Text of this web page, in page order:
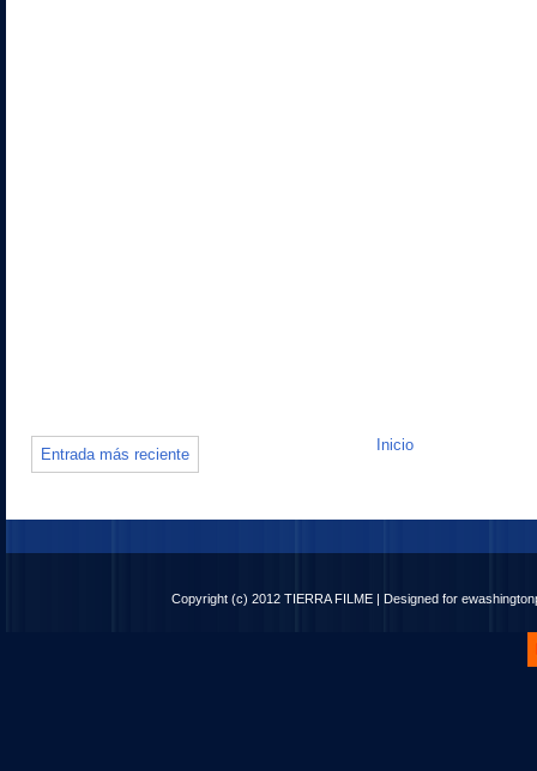
Entrada más reciente
Inicio
Copyright (c) 2012 TIERRA FILME | Designed for